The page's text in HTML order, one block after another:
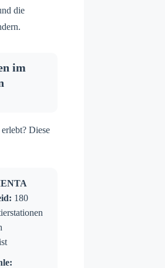
die
im
Diese
180